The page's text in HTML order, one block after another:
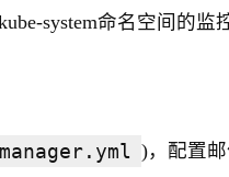
system命名空间的监
)，配置